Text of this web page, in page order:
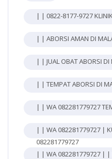
| | 0822-8177-9727
| | ABORSI AMAN DI
| | JUAL OBAT ABORSI DI
| | TEMPAT ABORSI DI
| | WA 082281779727
| | WA 082281779727 |
082281779727
| | WA 082281779727 | |